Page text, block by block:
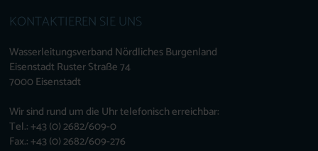
KONTAKTIEREN SIE UNS
Wasserleitungsverband Nördliches Burgenland
Eisenstadt Ruster Straße 74
7000 Eisenstadt
Wir sind rund um die Uhr telefonisch erreichbar:
Tel.: +43 (0) 2682/609-0
Fax.: +43 (0) 2682/609-276